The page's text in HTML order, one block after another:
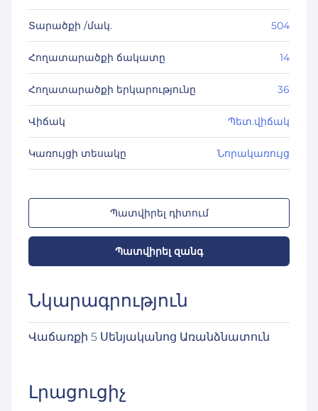
Տարածքի /մակ. 504
Հողատարածքի ճակատը 14
Հողատարածքի երկարությունը 36
Վիճակ Պետ.վիճակ
Կառույցի տեսակը Նորակառույց
Պատվիրել դիտում
Պատվիրել զանգ
Նկարագրություն
Վաճառքի 5 Սենյականոց Առանձնատուն
Լրացուցիչ